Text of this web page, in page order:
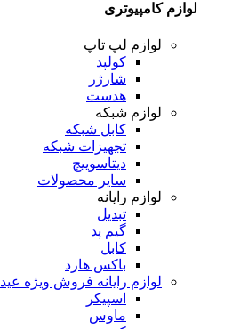
لوازم کامپیوتری
لوازم لپ تاپ
کولپد
شارژر
هدست
لوازم شبکه
کابل شبکه
تجهیزات شبکه
دیتاسوییچ
سایر محصولات
لوازم رایانه
تبدیل
گیم پد
کابل
باکس هارد
لوازم رایانه فروش ویژه عید
اسپیکر
ماوس